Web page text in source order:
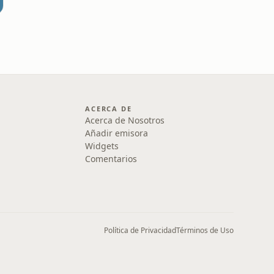
ACERCA DE
Acerca de Nosotros
Añadir emisora
Widgets
Comentarios
Política de PrivacidadTérminos de Uso